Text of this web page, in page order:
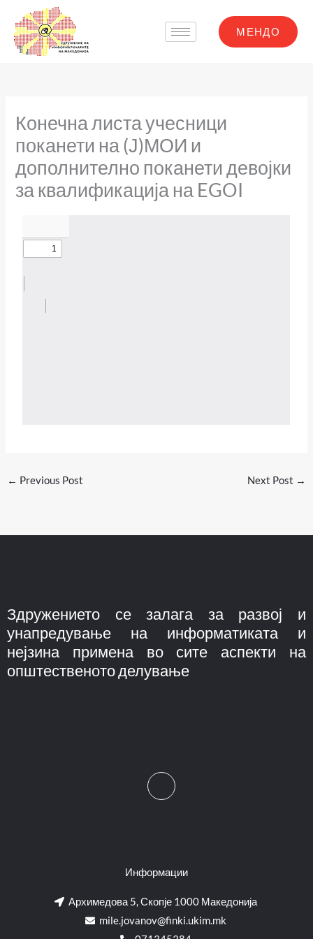
content
МЕНДО
Конечна листа учесници
поканети на (Ј)МОИ и
дополнително поканети девојки
за квалификација на EGOI
← Previous Post Next Post →
Здружението се залага за развој и
унапредување на информатиката и
нејзина примена во сите аспекти на
општественото делување
Информации
Архимедова 5, Скопје 1000 Македонија
mile.jovanov@finki.ukim.mk​